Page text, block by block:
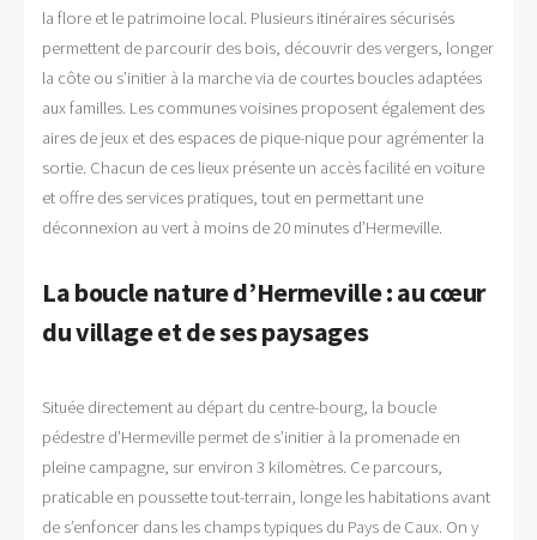
la flore et le patrimoine local. Plusieurs itinéraires sécurisés
permettent de parcourir des bois, découvrir des vergers, longer
la côte ou s’initier à la marche via de courtes boucles adaptées
aux familles. Les communes voisines proposent également des
aires de jeux et des espaces de pique-nique pour agrémenter la
sortie. Chacun de ces lieux présente un accès facilité en voiture
et offre des services pratiques, tout en permettant une
déconnexion au vert à moins de 20 minutes d’Hermeville.
La boucle nature d’Hermeville : au cœur
du village et de ses paysages
Située directement au départ du centre-bourg, la boucle
pédestre d’Hermeville permet de s’initier à la promenade en
pleine campagne, sur environ 3 kilomètres. Ce parcours,
praticable en poussette tout-terrain, longe les habitations avant
de s’enfoncer dans les champs typiques du Pays de Caux. On y